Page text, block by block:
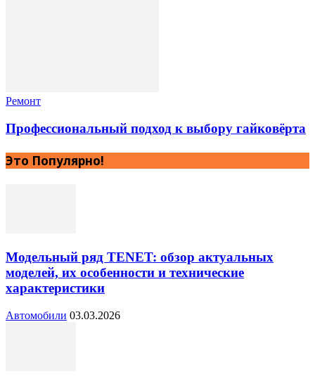
Ремонт
Профессиональный подход к выбору гайковёрта
Это Популярно!
Модельный ряд TENET: обзор актуальных
моделей, их особенности и технические
характеристики
Автомобили 03.03.2026